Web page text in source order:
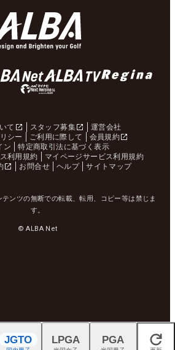
て スタッフ募集
運営会社
シー
ご利用に際して
会員規約
ン
特定商取引法に基づく表示
利用規約
マイページサービス利用規約
お問合せ ヘルプ サイトマップ
ンツの無断での転載、転用、コピー等は禁じま
す。
© ALBA Net
閉じる
JGTO LPGA PGA